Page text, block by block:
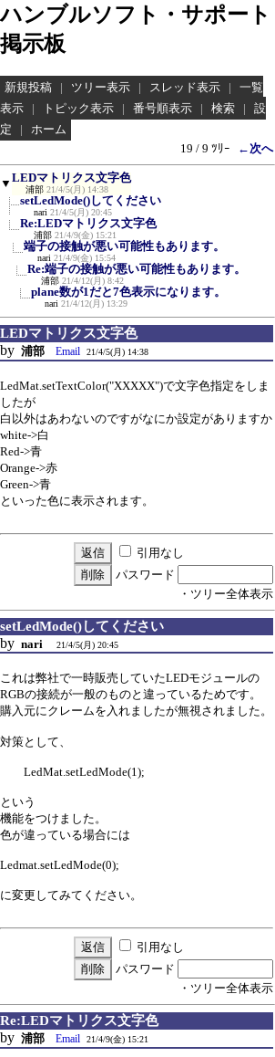
ハンブルソフト・サポート
掲示板
新規投稿 | ツリー表示 | スレッド表示 |
一覧
表示
| トピック表示 | 番号順表示 | 検索 |
設
定
|
ホーム
19 / 9 ﾂﾘｰ
←次へ
▼ LEDマトリクス文字色
浦部 21/4/5(月) 14:38
setLedMode()してください
nari 21/4/5(月) 20:45
Re:LEDマトリクス文字色
浦部 21/4/9(金) 15:21
端子の接触が悪い可能性もあります。
nari 21/4/9(金) 15:54
Re:端子の接触が悪い可能性もあります。
浦部 21/4/12(月) 8:42
plane数が1だと7色表示になります。
nari 21/4/12(月) 13:29
LEDマトリクス文字色
by 浦部 Email 21/4/5(月) 14:38
LedMat.setTextColor("XXXXX")で文字色指定をしま
したが
白以外はあわないのですがなにか設定がありますか
white->白
Red->青
Orange->赤
Green->青
といった色に表示されます。
引用なし
パスワード
・ツリー全体表示
setLedMode()してください
by nari 21/4/5(月) 20:45
これは弊社で一時販売していたLEDモジュールの
RGBの接続が一般のものと違っているためです。
購入元にクレームを入れましたが無視されました。
対策として、
LedMat.setLedMode(1);
という
機能をつけました。
色が違っている場合には
Ledmat.setLedMode(0);
に変更してみてください。
引用なし
パスワード
・ツリー全体表示
Re:LEDマトリクス文字色
by 浦部 Email 21/4/9(金) 15:21